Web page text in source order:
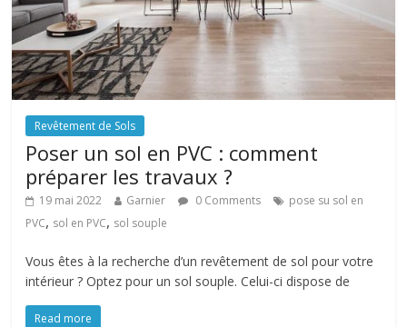
Revêtement de Sols
Poser un sol en PVC : comment
préparer les travaux ?
19 mai 2022 Garnier 0 Comments
pose su sol en
PVC, sol en PVC, sol souple
Vous êtes à la recherche d’un revêtement de sol pour votre
intérieur ? Optez pour un sol souple. Celui-ci dispose de
Read more